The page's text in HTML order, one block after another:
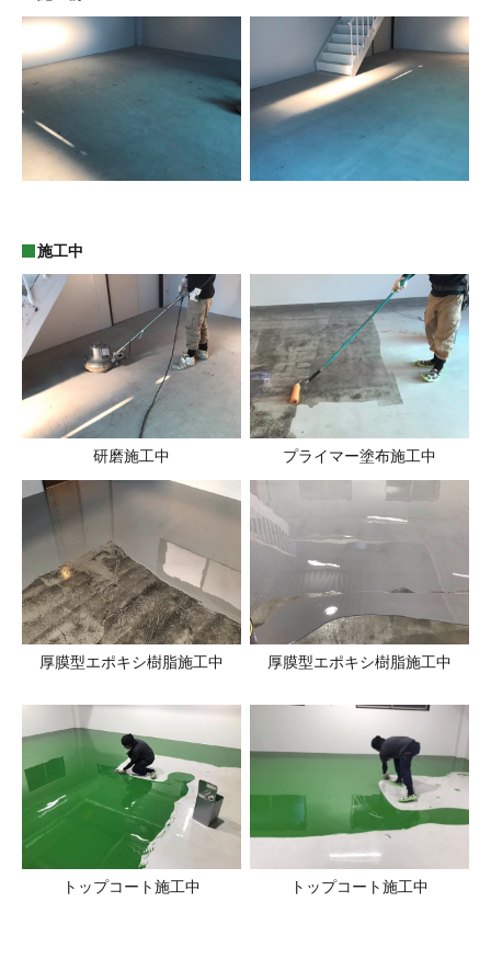
施工中
研磨施工中 プライマー塗布施工中
厚膜型エポキシ樹脂施工中 厚膜型エポキシ樹脂施工中
トップコート施工中 トップコート施工中